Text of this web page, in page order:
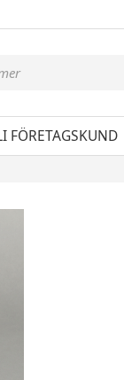
FÖRETAGSKUND